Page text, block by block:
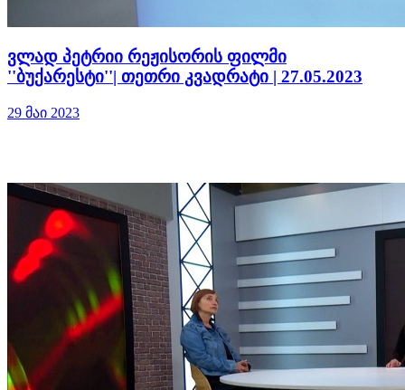
ვლად პეტრიი რეჟისორის ფილმი
''ბუქარესტი''| თეთრი კვადრატი | 27.05.2023
29 მაი 2023